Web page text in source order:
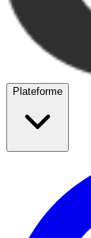
Plateforme